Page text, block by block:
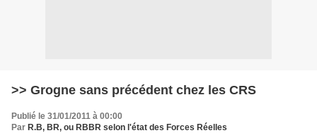
>> Grogne sans précédent chez les CRS
Publié le 31/01/2011 à 00:00
Par R.B, BR, ou RBBR selon l'état des Forces Réelles